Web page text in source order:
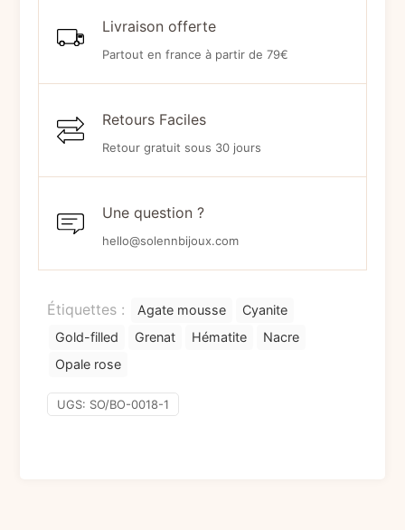
Livraison offerte
Partout en france à partir de 79€
Retours Faciles
Retour gratuit sous 30 jours
Une question ?
hello@solennbijoux.com
Étiquettes : Agate mousse
Cyanite
Gold-filled
Grenat Hématite
Nacre
Opale rose
UGS: SO/BO-0018-1